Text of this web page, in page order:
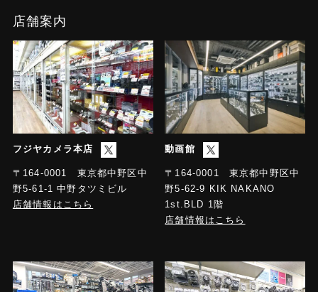
店舗案内
フジヤカメラ本店
〒164-0001 東京都中野区中
野5-61-1 中野タツミビル
店舗情報はこちら
動画館
〒164-0001 東京都中野区中
野5-62-9 KIK NAKANO
1st.BLD 1階
店舗情報はこちら